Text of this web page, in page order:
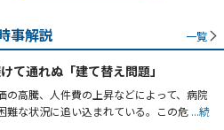
事解説 一覧
て通れぬ「建て替え問題」
の高騰、人件費の上昇などによって、病院
難な状況に追い込まれている。この危 ...続